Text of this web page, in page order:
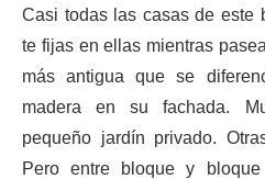
Casi todas las casas de este
te fijas en ellas mientras
más antigua que se
madera en su fachada.
pequeño jardín privado.
Pero entre bloque y